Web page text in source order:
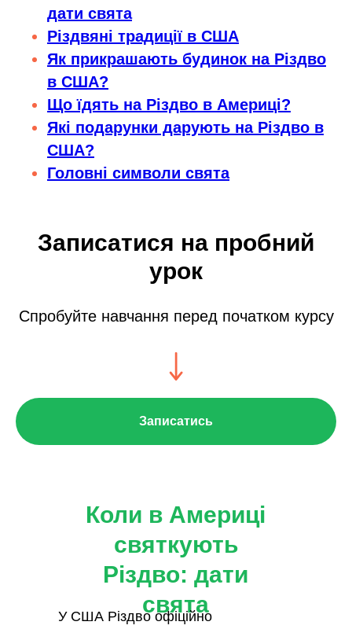
дати свята
Різдвяні традиції в США
Як прикрашають будинок на Різдво
в США?
Що їдять на Різдво в Америці?
Які подарунки дарують на Різдво в
США?
Головні символи свята
Записатися на пробний
урок
Спробуйте навчання перед початком курсу
Записатись
Коли в Америці
святкують
Різдво: дати
свята
У США Різдво офіційно